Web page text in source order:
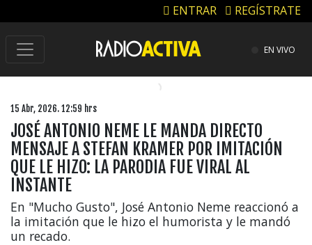
ENTRAR REGÍSTRATE
EN VIVO
15 Abr, 2026. 12:59 hrs
JOSÉ ANTONIO NEME LE MANDA DIRECTO
MENSAJE A STEFAN KRAMER POR IMITACIÓN
QUE LE HIZO: LA PARODIA FUE VIRAL AL
INSTANTE
En "Mucho Gusto", José Antonio Neme reaccionó a
la imitación que le hizo el humorista y le mandó
un recado.